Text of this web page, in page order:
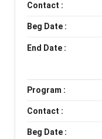
Contact :
Beg Date :
End Date :
Program :
Contact :
Beg Date :